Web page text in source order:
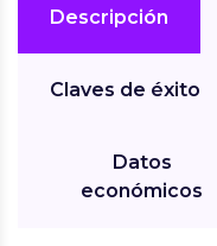
Descripción
Claves de éxito
Datos
económicos